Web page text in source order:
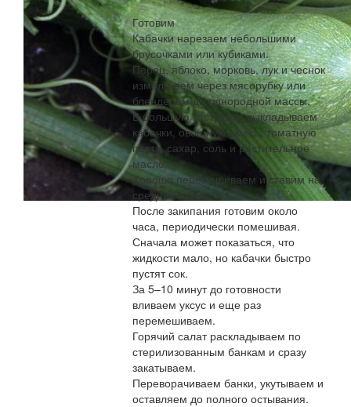
Готовим
Кабачки нарезаем небольшими
брусочками или кубиками.
Перец, яблоко, морковь, лук и чеснок
измельчаем через мясорубку или
блендером до однородной массы.
В большую кастрюлю выкладываем
кабачки, овощную смесь, томатную
пасту, сахар, соль и растительное
масло.
Хорошо перемешиваем и ставим на
средний огонь.
После закипания готовим около
часа, периодически помешивая.
Сначала может показаться, что
жидкости мало, но кабачки быстро
пустят сок.
За 5–10 минут до готовности
вливаем уксус и еще раз
перемешиваем.
Горячий салат раскладываем по
стерилизованным банкам и сразу
закатываем.
Переворачиваем банки, укутываем и
оставляем до полного остывания.